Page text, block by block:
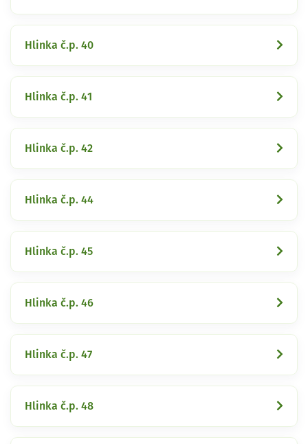
Hlinka č.p. 40
Hlinka č.p. 41
Hlinka č.p. 42
Hlinka č.p. 44
Hlinka č.p. 45
Hlinka č.p. 46
Hlinka č.p. 47
Hlinka č.p. 48